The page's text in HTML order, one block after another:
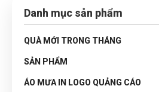
Danh mục sản phẩm
QUÀ MỚI TRONG THÁNG
SẢN PHẨM
ÁO MƯA IN LOGO QUẢNG CÁO